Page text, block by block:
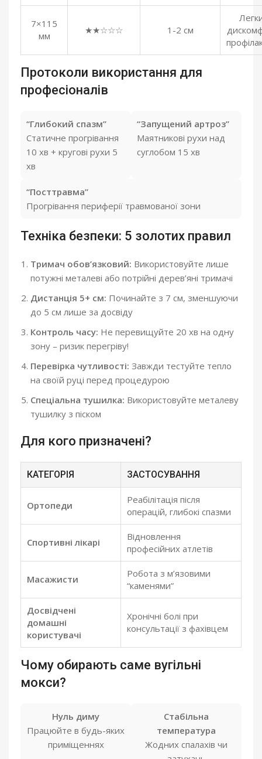
7×115
мм
★★☆☆☆ 1-2 см
Протоколи використання для
професіоналів
“Глибокий спазм”
Статичне прогрівання
10 хв + кругові рухи 5
хв
“Запущений артроз”
Маятникові рухи над
суглобом 15 хв
“Посттравма”
Прогрівання периферії травмованої зони
Техніка безпеки: 5 золотих правил
Тримач обов’язковий: Використовуйте лише
потужні металеві або потрійні дерев’яні тримачі
Дистанція 5+ см: Починайте з 7 см, зменшуючи
до 5 см лише за досвіду
Контроль часу: Не перевищуйте 20 хв на одну
зону – ризик перегріву!
Перевірка чутливості: Завжди тестуйте тепло
на своїй руці перед процедурою
Спеціальна тушилка: Використовуйте металеву
тушилку з піском
Для кого призначені?
КАТЕГОРІЯ ЗАСТОСУВАННЯ
Ортопеди
Реабілітація після
операцій, глибокі спазми
Спортивні лікарі
Відновлення
професійних атлетів
Масажисти
Робота з м’язовими
“каменями”
Досвідчені
домашні
користувачі
Хронічні болі при
консультації з фахівцем
Чому обирають саме вугільні
мокси?
Нуль диму
Працюйте в будь-яких
приміщеннях
Стабільна
температура
Жодних спалахів чи